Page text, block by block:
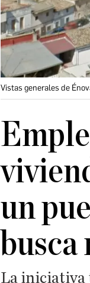
Vistas generales de
un
busca
La iniciativa